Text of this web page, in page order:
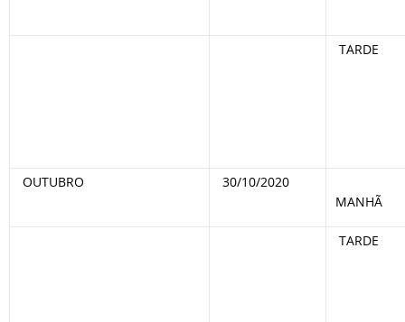
TARDE
OUTUBRO
30/10/2020
MANHÃ
TARDE